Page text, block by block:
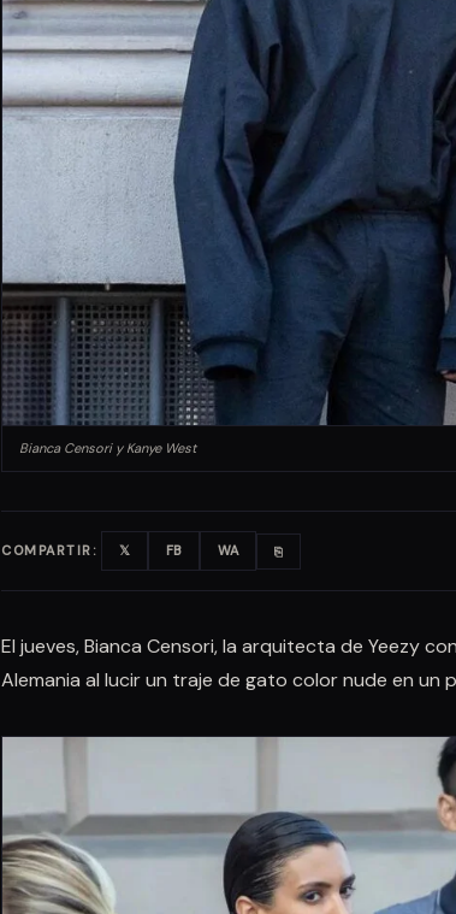
Bianca Censori y Kanye West
COMPARTIR: 𝕏 FB WA ⎘
El jueves, Bianca Censori, la arquitecta de Yeezy
Alemania al lucir un traje de gato color nude en un